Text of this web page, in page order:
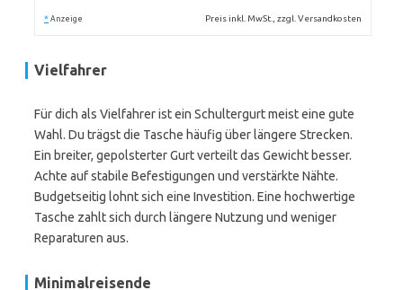
* Anzeige Preis inkl. MwSt., zzgl. Versandkosten
Vielfahrer
Für dich als Vielfahrer ist ein Schultergurt meist eine gute
Wahl. Du trägst die Tasche häufig über längere Strecken.
Ein breiter, gepolsterter Gurt verteilt das Gewicht besser.
Achte auf stabile Befestigungen und verstärkte Nähte.
Budgetseitig lohnt sich eine Investition. Eine hochwertige
Tasche zahlt sich durch längere Nutzung und weniger
Reparaturen aus.
Minimalreisende